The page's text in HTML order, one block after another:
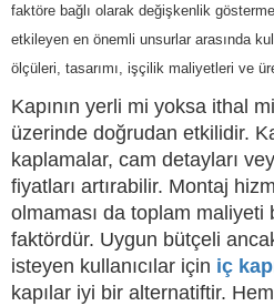
faktöre bağlı olarak değişkenlik
etkileyen en önemli unsurlar arasında
ölçüleri, tasarımı, işçilik maliyetleri ve
Kapının yerli mi yoksa ithal
üzerinde doğrudan etkilidir.
kaplamalar, cam detayları
fiyatları artırabilir. Montaj
olmaması da toplam maliyeti
faktördür. Uygun bütçeli
isteyen kullanıcılar için iç
kapılar iyi bir alternatiftir.